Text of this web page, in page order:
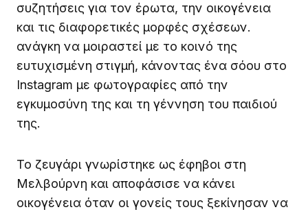
συζητήσεις για τον έρωτα, την οικογένεια
και τις διαφορετικές μορφές σχέσεων.
ανάγκη να μοιραστεί με το κοινό της
ευτυχισμένη στιγμή, κάνοντας ένα σόου στο
Instagram με φωτογραφίες από την
εγκυμοσύνη της και τη γέννηση του παιδιού
της.
Το ζευγάρι γνωρίστηκε ως έφηβοι στη
Μελβούρνη και αποφάσισε να κάνει
οικογένεια όταν οι γονείς τους ξεκίνησαν να